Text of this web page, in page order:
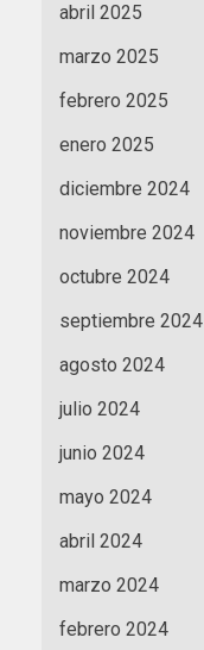
abril 2025
marzo 2025
febrero 2025
enero 2025
diciembre 2024
noviembre 2024
octubre 2024
septiembre 2024
agosto 2024
julio 2024
junio 2024
mayo 2024
abril 2024
marzo 2024
febrero 2024